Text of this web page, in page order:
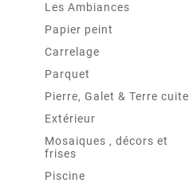
Les Ambiances
Papier peint
Carrelage
Parquet
Pierre, Galet & Terre cuite
Extérieur
Mosaiques , décors et
frises
Piscine